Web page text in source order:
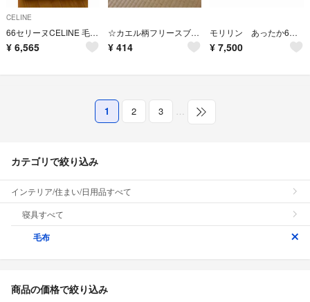
CELINE
66セリーヌCELINE 毛布 140×200cm ロゴ入りマカダム柄 西川 青
¥ 6,565
☆カエル柄フリースブランケット
¥ 414
モリリン あったか6層毛布プレミアム セミダブル ブルー JTM502E
¥ 7,500
1 2 3 …
カテゴリで絞り込み
インテリア/住まい/日用品すべて
寝具すべて
毛布
商品の価格で絞り込み